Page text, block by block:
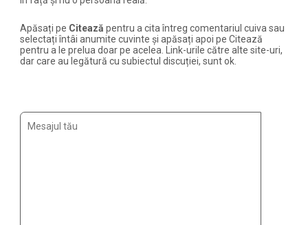
Apăsați pe Citează pentru a cita întreg comentariul cuiva sau
selectați întâi anumite cuvinte și apăsați apoi pe Citează
pentru a le prelua doar pe acelea. Link-urile către alte site-uri,
dar care au legătură cu subiectul discuției, sunt ok.